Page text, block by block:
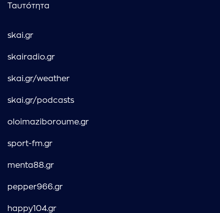
Ταυτότητα
skai.gr
skairadio.gr
skai.gr/weather
skai.gr/podcasts
oloimaziboroume.gr
sport-fm.gr
menta88.gr
pepper966.gr
happy104.gr